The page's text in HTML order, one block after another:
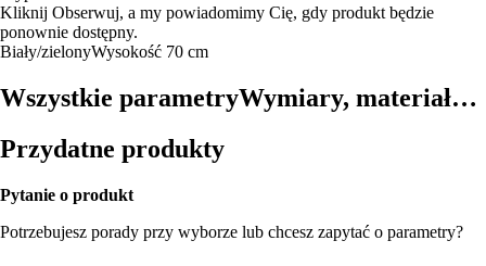
Kliknij Obserwuj, a my powiadomimy Cię, gdy produkt będzie
ponownie dostępny.
Biały/zielonyWysokość 70 cm
Wszystkie parametryWymiary, materiał…
Przydatne produkty
Pytanie o produkt
Potrzebujesz porady przy wyborze lub chcesz zapytać o parametry?